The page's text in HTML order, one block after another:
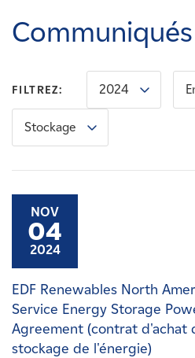
Carrières
Nouvelles
Contactez-nous
FILTREZ: 2024
Stockage
NOV
04
2024
EDF Renewables North
Service Energy Storage
Agreement (contrat d'achat
stockage de l'énergie)